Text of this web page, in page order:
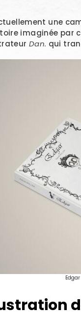
une
imaginée
Dan. qui